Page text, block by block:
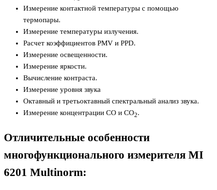
Измерение контактной температуры с помощью
термопары.
Измерение температуры излучения.
Расчет коэффициентов PMV и PPD.
Измерение освещенности.
Измерение яркости.
Вычисление контраста.
Измерение уровня звука
Октавный и третьоктавный спектральный анализ звука.
Измерение концентрации CO и CO2.
Отличительные особенности
многофункционального измерителя MI
6201 Multinorm: